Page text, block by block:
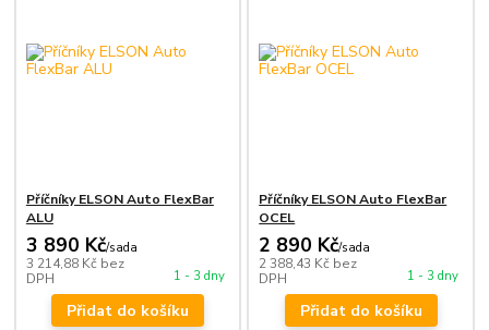
Příčníky ELSON Auto FlexBar
ALU
3 890 Kč/sada
3 214,88 Kč bez
DPH
1 - 3 dny
Přidat do košíku
Příčníky ELSON Auto FlexBar
OCEL
2 890 Kč/sada
2 388,43 Kč bez
DPH
1 - 3 dny
Přidat do košíku